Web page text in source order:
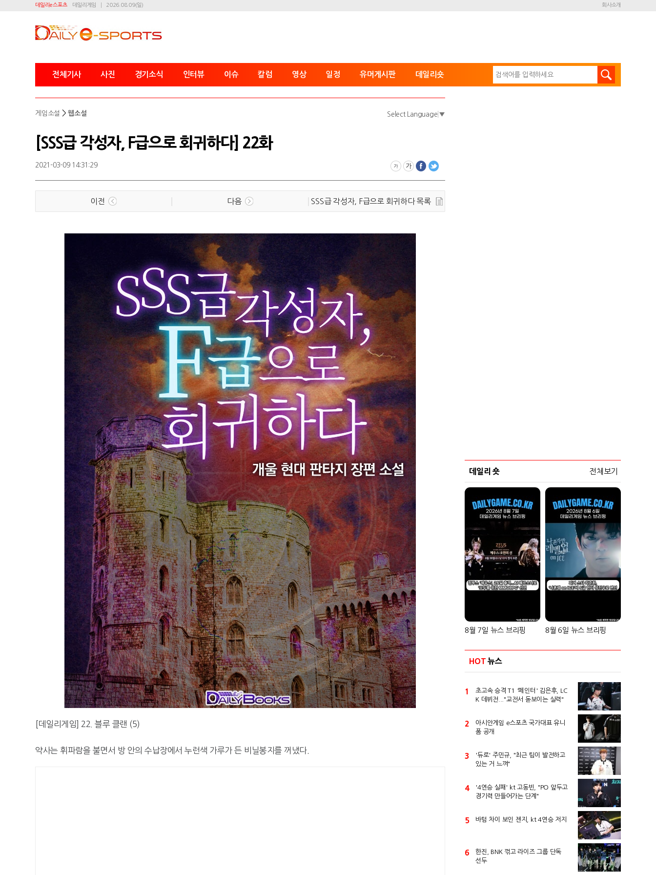
데일리e스포츠 데일리게임 2026.08.09(일) 회사소개
전체기사 사진 경기소식 인터뷰 이슈 칼럼 영상 일정 유머게시판 데일리숏
게임소설 >웹소설 Select Language ▼
[SSS급 각성자, F급으로 회귀하다] 22화
2021-03-09 14:31:29
이전 다음 SSS급 각성자, F급으로 회귀하다 목록
[데일리게임] 22. 블루 클랜 (5)
약사는 휘파람을 불면서 방 안의 수납장에서 누런색 가루가 든 비닐봉지를 꺼냈다.
데일리 숏 전체보기
8월 7일 뉴스 브리핑 8월 6일 뉴스 브리핑
HOT 뉴스
1
초고속 승격 T1 '페인터' 김은후, LC
K 데뷔전..."교전서 돋보이는 실력"
2
아시안게임 e스포츠 국가대표 유니
폼 공개
3
'듀로' 주민규, "최근 팀이 발전하고
있는 거 느껴"
4
'4연승 실패' kt 고동빈, "PO 앞두고
경기력 만들어가는 단계"
5 바텀 차이 보인 젠지, kt 4연승 저지
6
한진, BNK 꺾고 라이즈 그룹 단독
선두